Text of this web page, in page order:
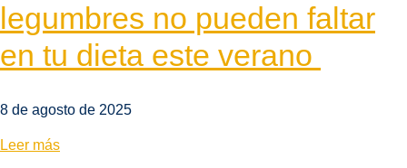
legumbres no pueden faltar
en tu dieta este verano
8 de agosto de 2025
Leer más